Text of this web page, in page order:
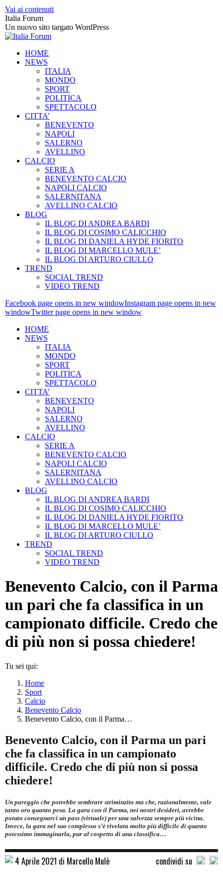
Vai ai contenuti
Italia Forum
Un nuovo sito targato WordPress
HOME
NEWS
ITALIA
MONDO
SPORT
POLITICA
SPETTACOLO
CITTA’
BENEVENTO
NAPOLI
SALERNO
AVELLINO
CALCIO
SERIE A
BENEVENTO CALCIO
NAPOLI CALCIO
SALERNITANA
AVELLINO CALCIO
BLOG
IL BLOG DI ANDREA BARDI
IL BLOG DI COSIMO CALICCHIO
IL BLOG DI DANIELA HYDE FIORITO
IL BLOG DI MARCELLO MULE’
IL BLOG DI ARTURO CIULLO
TREND
SOCIAL TREND
VIDEO TREND
Facebook page opens in new windowInstagram page opens in new
windowTwitter page opens in new window
HOME
NEWS
ITALIA
MONDO
SPORT
POLITICA
SPETTACOLO
CITTA’
BENEVENTO
NAPOLI
SALERNO
AVELLINO
CALCIO
SERIE A
BENEVENTO CALCIO
NAPOLI CALCIO
SALERNITANA
AVELLINO CALCIO
BLOG
IL BLOG DI ANDREA BARDI
IL BLOG DI COSIMO CALICCHIO
IL BLOG DI DANIELA HYDE FIORITO
IL BLOG DI MARCELLO MULE’
IL BLOG DI ARTURO CIULLO
TREND
SOCIAL TREND
VIDEO TREND
Benevento Calcio, con il Parma
un pari che fa classifica in un
campionato difficile. Credo che
di più non si possa chiedere!
Tu sei qui:
Home
Sport
Calcio
Benevento Calcio
Benevento Calcio, con il Parma…
Benevento Calcio, con il Parma un pari
che fa classifica in un campionato
difficile. Credo che di più non si possa
chiedere!
Un pareggio che potrebbe sembrare striminzito ma che, razionalmente, vale
tanto oro quanto pesa. La gara con il Parma, nei nostri desideri, avrebbe
potuto consegnarci un pass (virtuale) per una salvezza sempre più vicina.
Invece, la gara nel suo complesso s’è rivelata molto più difficile di quanto
potessimo immaginarla, pur al cospetto di una classifica…
4 Aprile 2021 di Marcello Mulè condividi su